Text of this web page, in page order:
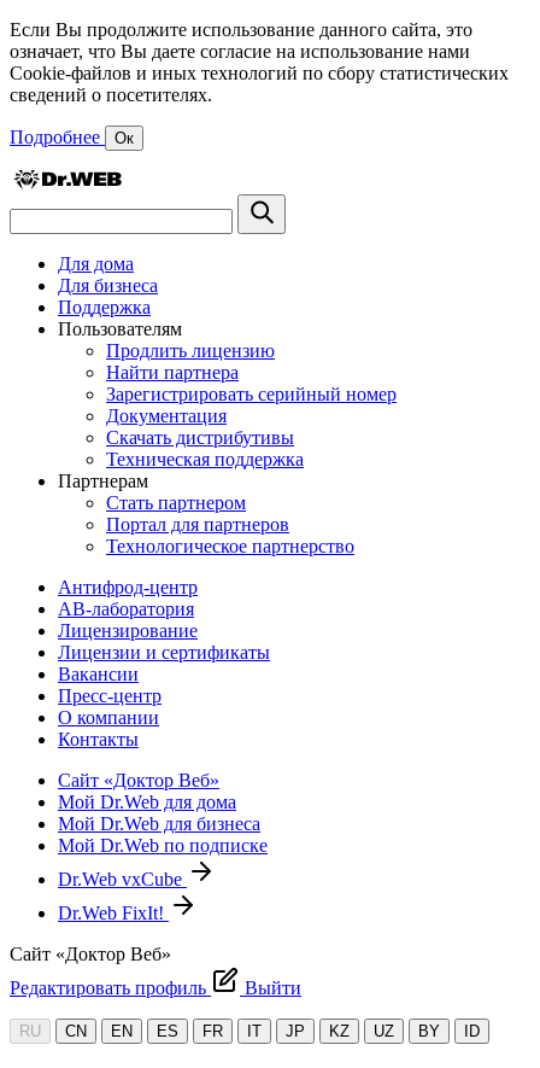
Если Вы продолжите использование данного сайта, это
означает, что Вы даете согласие на использование нами
Cookie-файлов и иных технологий по сбору статистических
сведений о посетителях.
Подробнее Ок
Для дома
Для бизнеса
Поддержка
Пользователям
Продлить лицензию
Найти партнера
Зарегистрировать серийный номер
Документация
Скачать дистрибутивы
Техническая поддержка
Партнерам
Стать партнером
Портал для партнеров
Технологическое партнерство
Антифрод-центр
АВ-лаборатория
Лицензирование
Лицензии и сертификаты
Вакансии
Пресс-центр
О компании
Контакты
Сайт «Доктор Веб»
Мой Dr.Web для дома
Мой Dr.Web для бизнеса
Мой Dr.Web по подписке
Dr.Web vxCube
Dr.Web FixIt!
Сайт «Доктор Веб»
Редактировать профиль
Выйти
RU CN EN ES FR IT JP KZ UZ BY ID